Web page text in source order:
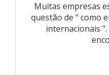
Muitas empresas
questão de " como
internacionais